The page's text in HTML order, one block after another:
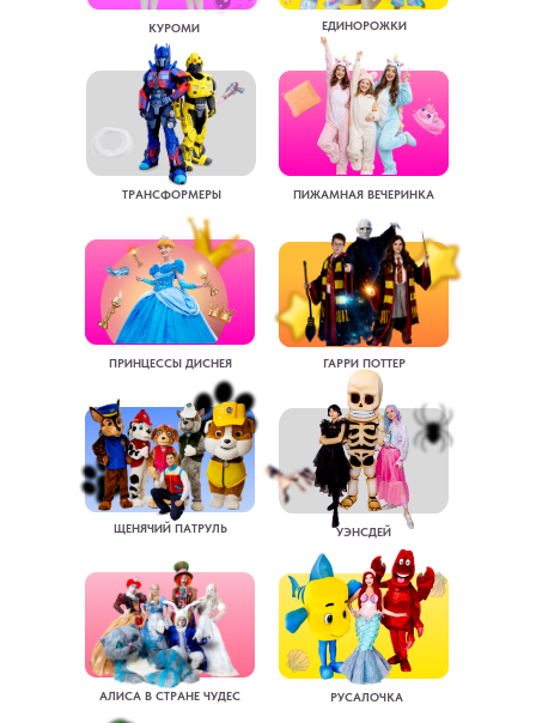
РУСАЛОЧКА
УЭНСДЕЙ
КУРОМИ
ПИЖАМНАЯ ВЕЧЕРИНКА
ТРАНСФОРМЕРЫ
ГАРРИ ПОТТЕР
ЩЕНЯЧИЙ ПАТРУЛЬ
ЕДИНОРОЖКИ
ПРИНЦЕССЫ ДИСНЕЯ
АЛИСА В СТРАНЕ ЧУДЕС